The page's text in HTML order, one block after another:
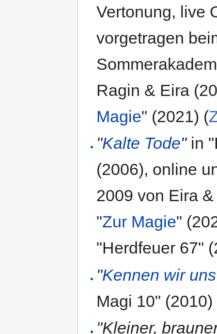
Vertonung, live
vorgetragen
Ragin & Eira
Magie" (2021) (
"Kalte Tode"in
(2006), online
2009 von Eira
"Zur Magie"
"Herdfeuer 67"
"Kennen wir
Magi 10" (2010)
"Kleiner,